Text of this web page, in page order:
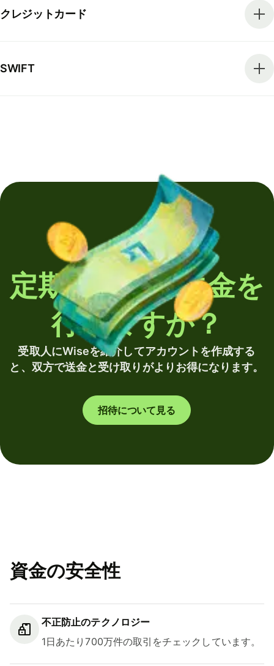
クレジットカード
SWIFT
定期的に海外送金を
行いますか？
受取人にWiseを紹介してアカウントを作成する
と、双方で送金と受け取りがよりお得になります。
招待について見る
資金の安全性
不正防止のテクノロジー
1日あたり700万件の取引をチェックしています。